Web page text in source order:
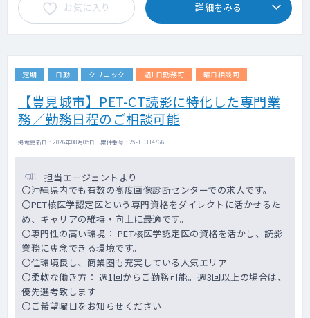
お気に入り 詳細をみる
定期 日勤 クリニック 週1日勤務可 曜日相談可
【豊見城市】PET-CT読影に特化した専門業
務／勤務日程のご相談可能
掲載更新日 : 2026年08月05日 案件番号 : 25-TF314766
担当エージェントより
〇沖縄県内でも有数の高度画像診断センターでの求人です。
〇PET核医学認定医という専門資格をダイレクトに活かせるた
め、キャリアの維持・向上に最適です。
〇専門性の高い環境： PET核医学認定医の資格を活かし、読影
業務に専念できる環境です。
〇住環境良し、商業圏も充実している人気エリア
〇柔軟な働き方： 週1回からご勤務可能。週3回以上の場合は、
優先選考致します
〇ご希望曜日をお知らせください